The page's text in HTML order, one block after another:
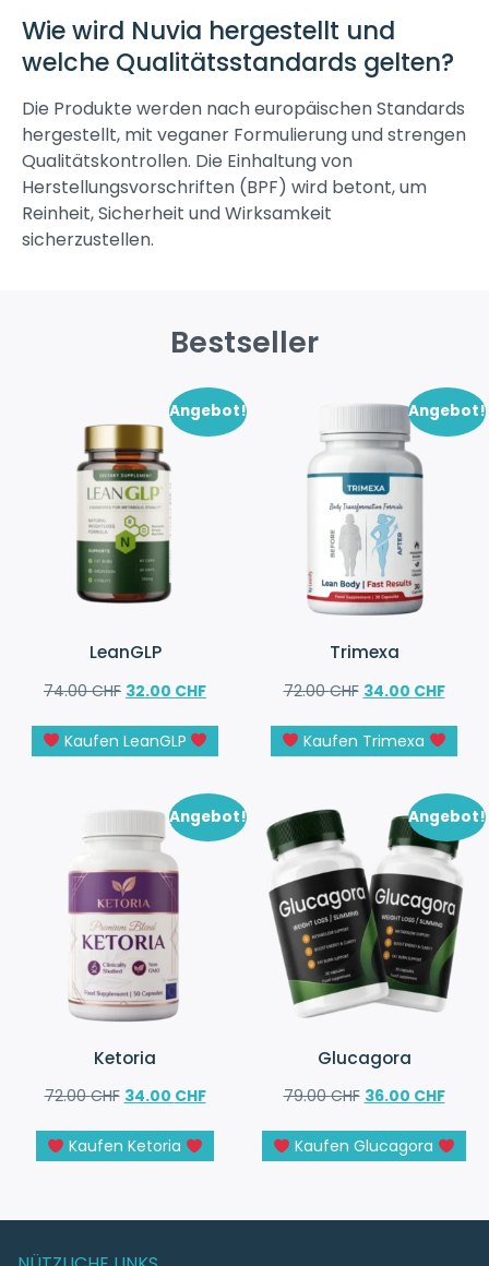
Wie wird Nuvia hergestellt und
welche Qualitätsstandards gelten?
Die Produkte werden nach europäischen Standards
hergestellt, mit veganer Formulierung und strengen
Qualitätskontrollen. Die Einhaltung von
Herstellungsvorschriften (BPF) wird betont, um
Reinheit, Sicherheit und Wirksamkeit
sicherzustellen.
Bestseller
Angebot!
LeanGLP
74.00CHF 32.00 CHF
Kaufen LeanGLP
Angebot!
Trimexa
72.00CHF 34.00 CHF
Kaufen Trimexa
Angebot!
Ketoria
72.00CHF 34.00 CHF
Kaufen Ketoria
Angebot!
Glucagora
79.00CHF 36.00 CHF
Kaufen Glucagora